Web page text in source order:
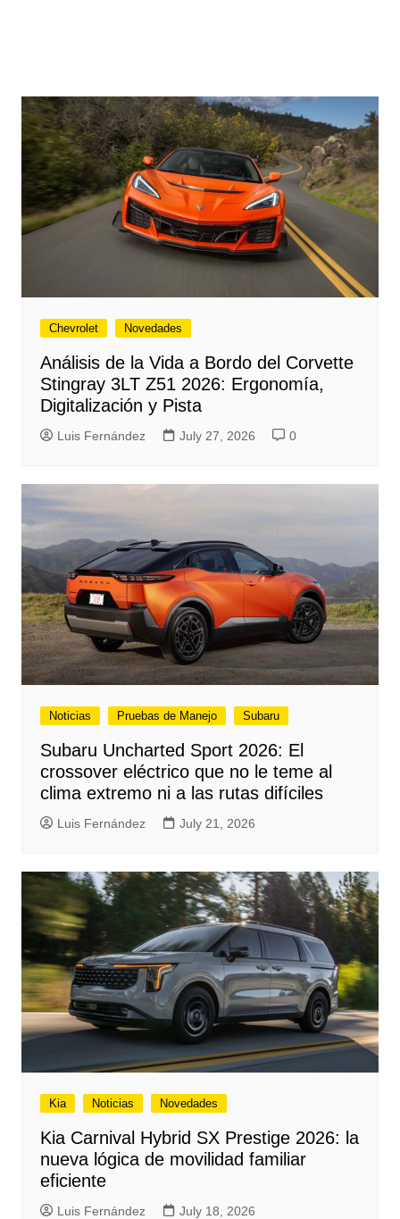
Chevrolet Novedades
Análisis de la Vida a Bordo del Corvette
Stingray 3LT Z51 2026: Ergonomía,
Digitalización y Pista
Luis Fernández July 27, 2026 0
Noticias Pruebas de Manejo Subaru
Subaru Uncharted Sport 2026: El
crossover eléctrico que no le teme al
clima extremo ni a las rutas difíciles
Luis Fernández July 21, 2026
Kia Noticias Novedades
Kia Carnival Hybrid SX Prestige 2026: la
nueva lógica de movilidad familiar
eficiente
Luis Fernández July 18, 2026